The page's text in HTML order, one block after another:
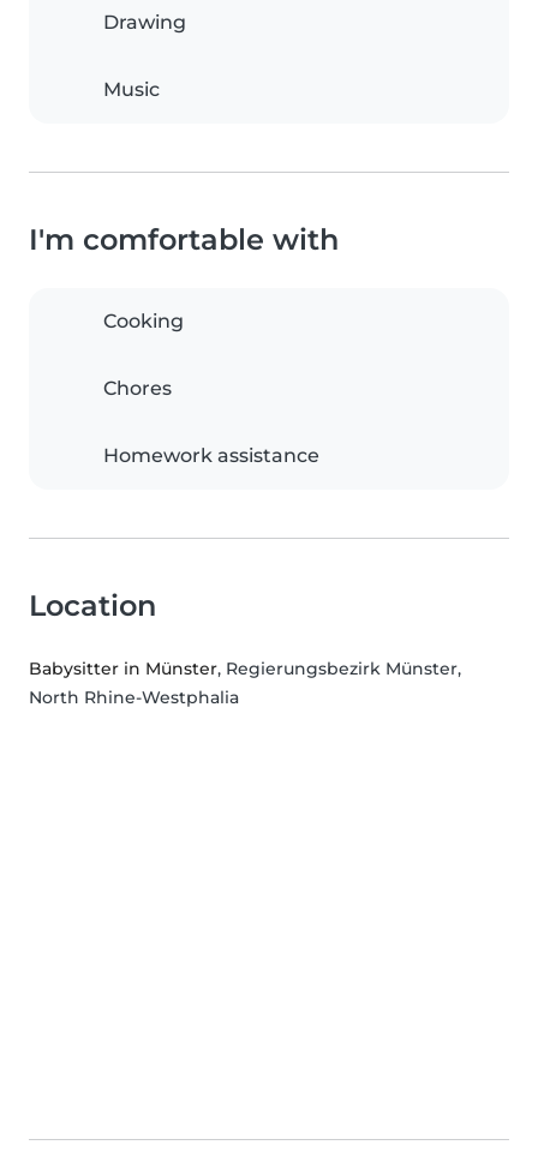
Drawing
Music
I'm comfortable with
Cooking
Chores
Homework assistance
Location
Babysitter in Münster, Regierungsbezirk Münster,
North Rhine-Westphalia